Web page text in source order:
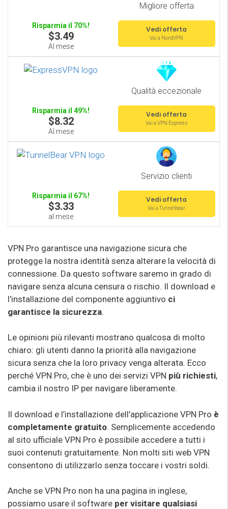
Migliore offerta
Risparmia il 70%!
$3.49
Al mese
Vedi offerta
Vai a NordVPN
Qualità eccezionale
Risparmia il 49%!
$8.32
Al mese
Vedi offerta
Vai a VPN Express
Servizio clienti
Risparmia il 67%!
$3.33
al mese
Vedi offerta
Vai a Tunnelbear
VPN Pro garantisce una navigazione sicura che
protegge la nostra identità senza alterare la velocità di
connessione. Da questo software saremo in grado di
navigare senza alcuna censura o rischio. Il download e
l’installazione del componente aggiuntivo ci
garantisce la sicurezza.
Le opinioni più rilevanti mostrano qualcosa di molto
chiaro: gli utenti danno la priorità alla navigazione
sicura senza che la loro privacy venga alterata. Ecco
perché VPN Pro, che è uno dei servizi VPN più richiesti,
cambia il nostro IP per navigare liberamente.
Il download e l’installazione dell’applicazione VPN Pro è
completamente gratuito. Semplicemente accedendo
al sito ufficiale VPN Pro è possibile accedere a tutti i
suoi contenuti gratuitamente. Non molti siti web VPN
consentono di utilizzarlo senza toccare i vostri soldi.
Anche se VPN Pro non ha una pagina in inglese,
possiamo usare il software per visitare qualsiasi